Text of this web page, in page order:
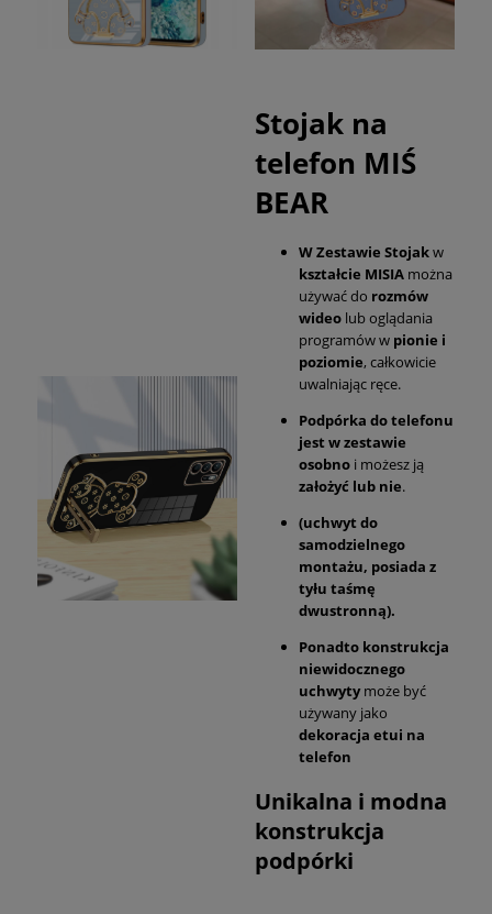
Stojak na
telefon MIŚ
BEAR
W Zestawie Stojakw
kształcie MISIA można
używać do rozmów
wideo lub oglądania
programów w pionie i
poziomie, całkowicie
uwalniając ręce.
Podpórka do telefonu
jest w zestawie
osobno i możesz ją
założyć lub nie.
(uchwyt do
samodzielnego
montażu, posiada z
tyłu taśmę
dwustronną).
Ponadto konstrukcja
niewidocznego
uchwytymoże być
używany jako
dekoracja etui na
telefon
Unikalna i modna
konstrukcja
podpórki